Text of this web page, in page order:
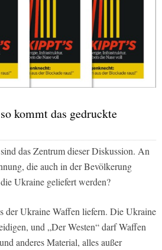
kommt das gedruckte
das Zentrum dieser Diskussion. An
die auch in der Bevölkerung
Ukraine geliefert werden?
der Ukraine Waffen liefern. Die Ukraine
und „Der Westen“ darf Waffen
anderes Material, alles außer